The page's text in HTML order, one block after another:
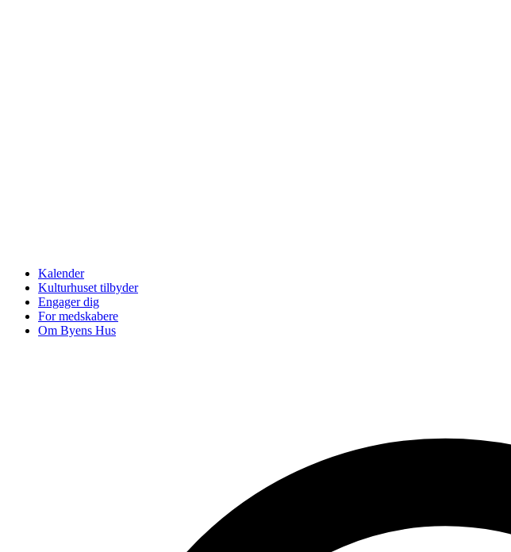
Kalender
Kulturhuset tilbyder
Engager dig
For medskabere
Om Byens Hus